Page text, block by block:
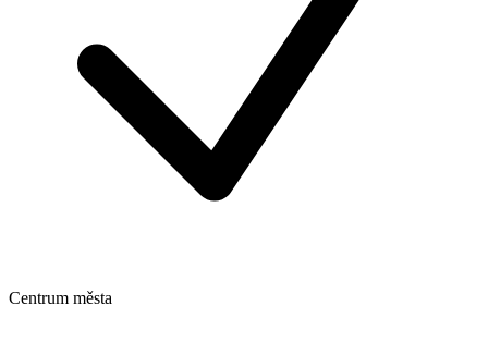
Centrum města